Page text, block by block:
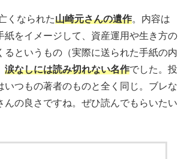
くなられた山崎元さんの遺作。内容は
紙をイメージして、資産運用や生き方の
るというもの（実際に送られた手紙の内
涙なしには読み切れない名作でした。投
いつもの著者のものと全く同じ。ブレな
んの良さですね。ぜひ読んでもらいたい